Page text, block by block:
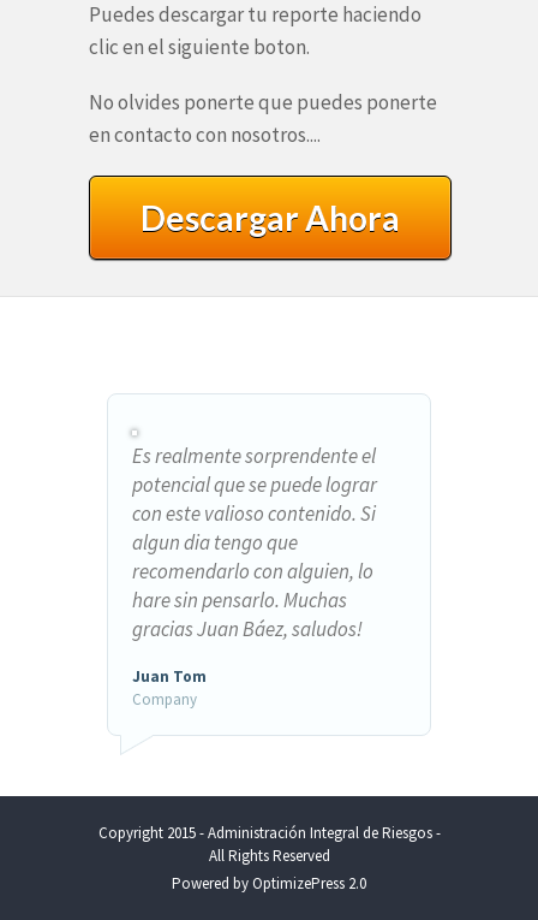
Puedes descargar tu reporte haciendo
clic en el siguiente boton.
No olvides ponerte que puedes ponerte
en contacto con nosotros....
Descargar Ahora
Es realmente sorprendente el
potencial que se puede lograr
con este valioso contenido. Si
algun dia tengo que
recomendarlo con alguien, lo
hare sin pensarlo. Muchas
gracias Juan Báez, saludos!
Juan Tom
Company
Copyright 2015 - Administración Integral de Riesgos -
All Rights Reserved
Powered by OptimizePress 2.0